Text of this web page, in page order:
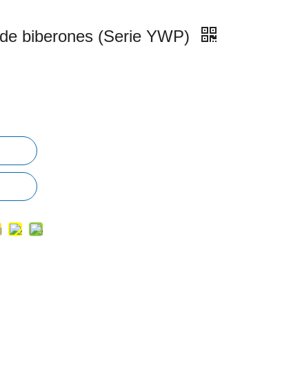
biberones (Serie YWP)